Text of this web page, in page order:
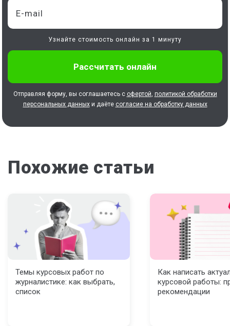
Узнайте стоимость онлайн за 1 минуту
Отправляя форму, вы соглашаетесь с офертой, политикой обработки
персональных данныхи даёте согласие на обработку данных
Похожие статьи
Темы курсовых работ по
журналистике: как выбрать,
список
Как написать
курсовой работы:
рекомендации